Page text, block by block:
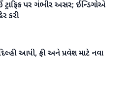
ટ્રાફિક પર ગંભીર અસર; ઈન્ડિગોએ
કરી
આપી, ફી અને પ્રવેશ માટે નવા